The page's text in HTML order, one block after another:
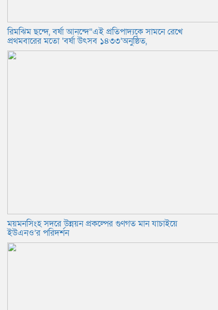
রিমঝিম ছন্দে, বর্ষা আনন্দে”এই প্রতিপাদ্যকে সামনে রেখে
প্রথমবারের মতো ‘বর্ষা উৎসব ১৪৩৩’অনুষ্ঠিত,
ময়মনসিংহ সদরে উন্নয়ন প্রকল্পের গুণগত মান যাচাইয়ে
ইউএনও’র পরিদর্শন